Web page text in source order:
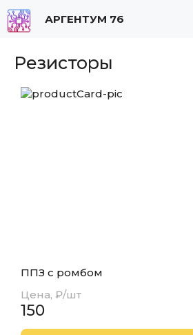
АРГЕНТУМ 76
Резисторы
ППЗ с ромбом
Цена, ₽/шт
150